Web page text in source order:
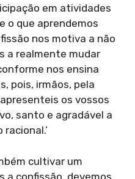
em atividades
o que aprendemos
nos motiva a não
a realmente mudar
nos ensina
pois, irmãos, pela
os vossos
santo e agradável a
cultivar um
a confissão, devemos